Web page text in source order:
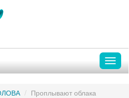
Проплывают облака